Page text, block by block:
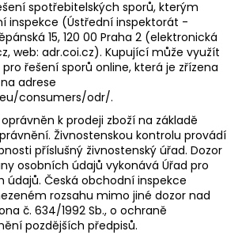
spotřebitelských sporů, kterým
inspekce (Ústřední inspektorát -
15, 120 00 Praha 2 (elektronická
web: adr.coi.cz). Kupující může využít
řešení sporů online, která je zřízena
adrese
consumers/odr/.
k prodeji zboží na základě
Živnostenskou kontrolu provádí
příslušný živnostenský úřad. Dozor
osobních údajů vykonává Úřad pro
údajů. Česká obchodní inspekce
rozsahu mimo jiné dozor nad
č. 634/1992 Sb., o ochraně
pozdějších předpisů.